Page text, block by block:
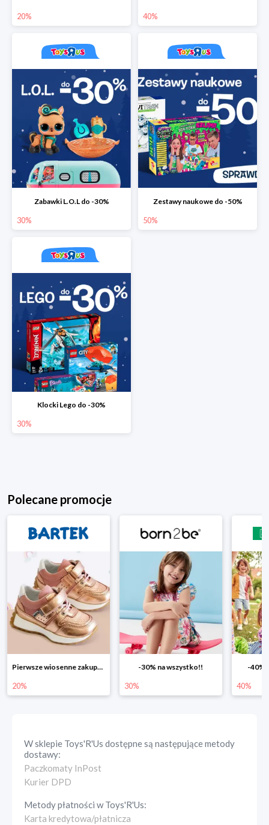
20% 40%
Zabawki L.O.L do -30%
30%
Zestawy naukowe do -50%
50%
Klocki Lego do -30%
30%
Polecane promocje
-30% na wszystko!!
30%
-40% na drugą sztukę
40% 25%
W sklepie Toys'R'Us dostępne są następujące metody
dostawy:
Paczkomaty InPost
Kurier DPD
Metody płatności wToys'R'Us:
Karta kredytowa/płatnicza